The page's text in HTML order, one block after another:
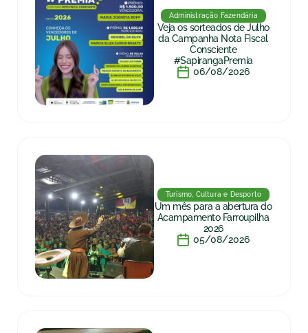
Administração Fazendária
Veja os sorteados de Julho
da Campanha Nota Fiscal
Consciente
#SapirangaPremia
06/08/2026
Turismo, Cultura e Desporto
Um mês para a abertura do
Acampamento Farroupilha
2026
05/08/2026